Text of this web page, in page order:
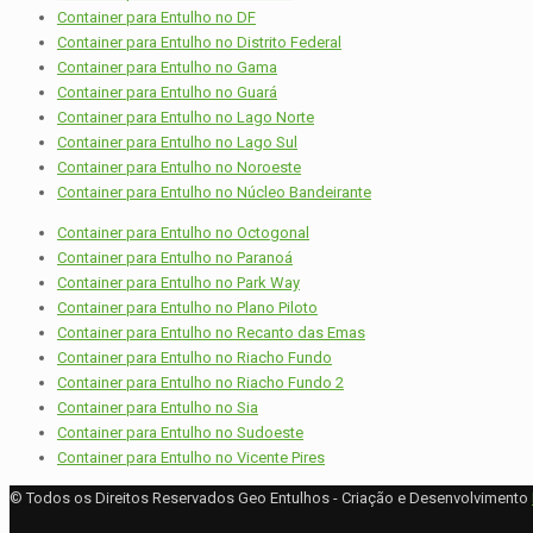
Container para Entulho no DF
Container para Entulho no Distrito Federal
Container para Entulho no Gama
Container para Entulho no Guará
Container para Entulho no Lago Norte
Container para Entulho no Lago Sul
Container para Entulho no Noroeste
Container para Entulho no Núcleo Bandeirante
Container para Entulho no Octogonal
Container para Entulho no Paranoá
Container para Entulho no Park Way
Container para Entulho no Plano Piloto
Container para Entulho no Recanto das Emas
Container para Entulho no Riacho Fundo
Container para Entulho no Riacho Fundo 2
Container para Entulho no Sia
Container para Entulho no Sudoeste
Container para Entulho no Vicente Pires
© Todos os Direitos Reservados Geo Entulhos - Criação e Desenvolvimento